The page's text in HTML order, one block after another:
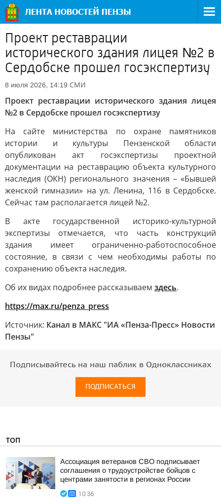
Проект реставрации
исторического здания лицея №2 в
Сердобске прошел госэкспертизу
8 июля 2026, 14:19 СМИ
Проект реставрации исторического здания лицея
№2 в Сердобске прошел госэкспертизу
На сайте министерства по охране памятников
истории и культуры Пензенской области
опубликован акт госэкспертизы проектной
документации на реставрацию объекта культурного
наследия (ОКН) регионального значения – «Бывшей
женской гимназии» на ул. Ленина, 116 в Сердобске.
Сейчас там располагается лицей №2.
В акте государственной историко-культурной
экспертизы отмечается, что часть конструкций
здания имеет ограниченно-работоспособное
состояние, в связи с чем необходимы работы по
сохранению объекта наследия.
Об их видах подробнее рассказываем здесь.
https://max.ru/penza_press
Источник: Канал в МАКС "ИА «Пенза-Пресс» Новости
Пензы"
Подписывайтесь на наш паблик в Одноклассниках
ПОДПИСАТЬСЯ
ТОП
Ассоциация ветеранов СВО подписывает
соглашения о трудоустройстве бойцов с
центрами занятости в регионах России
10:36